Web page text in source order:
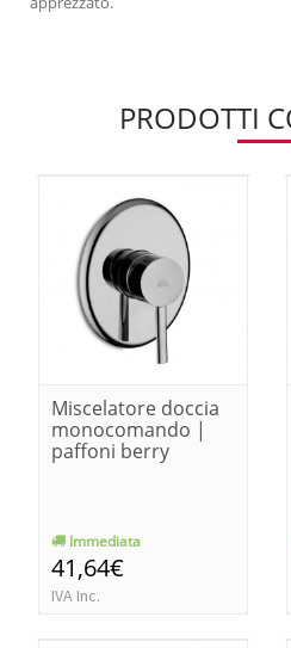
PRODOTTI
Miscelatore doccia
monocomando |
paffoni berry
Immediata
41,64€
IVA Inc.